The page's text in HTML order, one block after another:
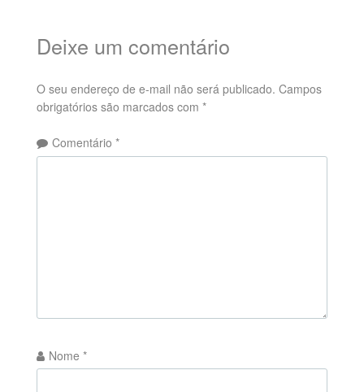
Deixe um comentário
O seu endereço de e-mail não será publicado. Campos
obrigatórios são marcados com *
Comentário *
Nome *